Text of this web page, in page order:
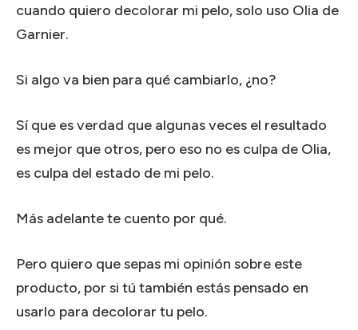
cuando quiero decolorar mi pelo, solo uso Olia de
Garnier.
Si algo va bien para qué cambiarlo, ¿no?
Sí que es verdad que algunas veces el resultado
es mejor que otros, pero eso no es culpa de Olia,
es culpa del estado de mi pelo.
Más adelante te cuento por qué.
Pero quiero que sepas mi opinión sobre este
producto, por si tú también estás pensado en
usarlo para decolorar tu pelo.